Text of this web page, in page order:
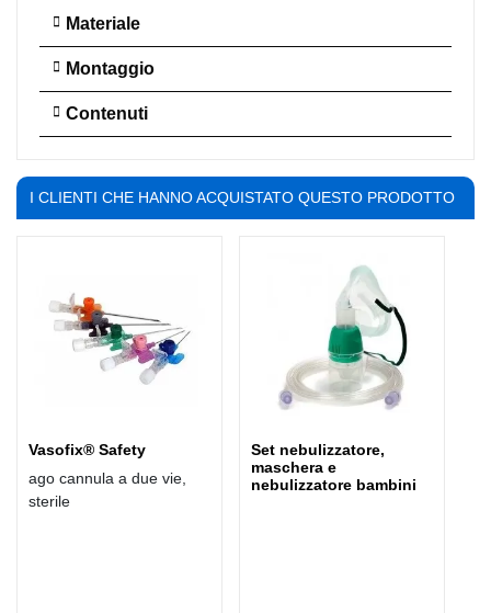
Materiale
Montaggio
Contenuti
I CLIENTI CHE HANNO ACQUISTATO QUESTO PRODOTTO
Vasofix® Safety
ago cannula a due vie,
sterile
Set nebulizzatore,
maschera e
nebulizzatore bambini